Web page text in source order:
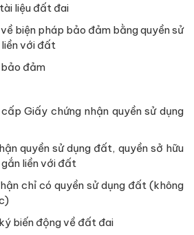
liệu đất đai
biện pháp bảo đảm bằng quyền sử
với đất
đảm
Giấy chứng nhận quyền sử dụng
quyền sử dụng đất, quyền sở hữu
liền với đất
chỉ có quyền sử dụng đất (không
biến động về đất đai